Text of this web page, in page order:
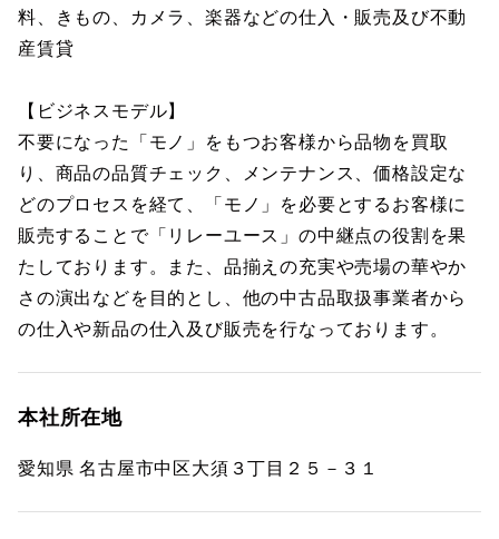
料、きもの、カメラ、楽器などの仕入・販売及び不動
産賃貸
【ビジネスモデル】
不要になった「モノ」をもつお客様から品物を買取
り、商品の品質チェック、メンテナンス、価格設定な
どのプロセスを経て、「モノ」を必要とするお客様に
販売することで「リレーユース」の中継点の役割を果
たしております。また、品揃えの充実や売場の華やか
さの演出などを目的とし、他の中古品取扱事業者から
の仕入や新品の仕入及び販売を行なっております。
本社所在地
愛知県 名古屋市中区大須３丁目２５－３１